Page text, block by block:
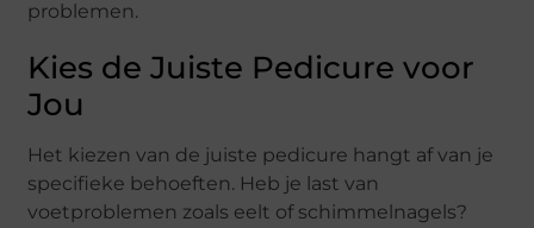
problemen.
Kies de Juiste Pedicure voor
Jou
Het kiezen van de juiste pedicure hangt af van je
specifieke behoeften. Heb je last van
voetproblemen zoals eelt of schimmelnagels?